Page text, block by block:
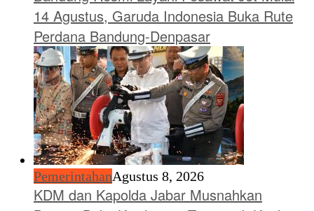
14 Agustus, Garuda Indonesia Buka Rute
Perdana Bandung-Denpasar
PemerintahanAgustus 8, 2026
KDM dan Kapolda Jabar Musnahkan